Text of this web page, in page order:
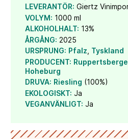
LEVERANTÖR: Giertz
VOLYM: 1000 ml
ALKOHOLHALT: 13%
ÅRGÅNG: 2025
URSPRUNG: Pfalz Tyskland
PRODUCENT:
Hoheburg
DRUVA: Riesling (100%)
EKOLOGISKT: Ja
VEGANVÄNLIGT: Ja